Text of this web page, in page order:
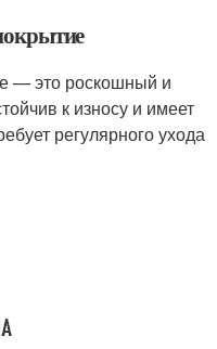
— это роскошный и
к износу и имеет
регулярного ухода